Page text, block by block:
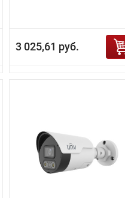
3 025,61 руб.